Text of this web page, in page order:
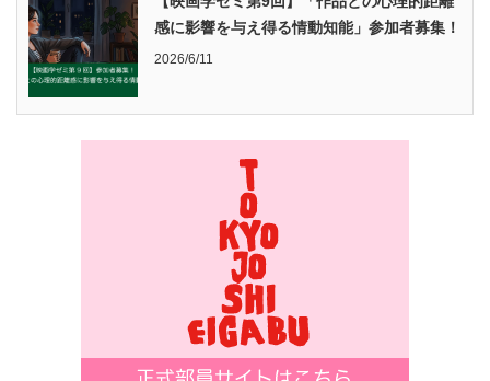
感に影響を与え得る情動知能」参加者募集！
2026/6/11